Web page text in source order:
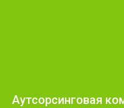
Аутсорсинговая